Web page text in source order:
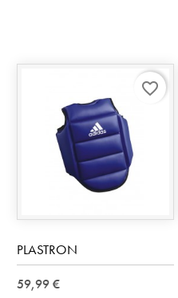
PLASTRON
59,99 €
favorite_border